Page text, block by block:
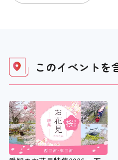
このイベントを